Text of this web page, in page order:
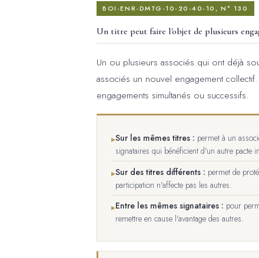
BOI-ENR-DMTG-10-20-40-10, N° 130
Un titre peut faire l'objet de plusieurs
Un ou plusieurs associés qui ont déjà
associés un nouvel engagement
engagements simultanés ou successifs.
▸Sur les mêmes titres : permet à un
signataires qui bénéficient d'un autre pacte
▸Sur des titres différents : permet de
participation n'affecte pas les autres.
▸Entre les mêmes signataires : pour
remettre en cause l'avantage des autres.